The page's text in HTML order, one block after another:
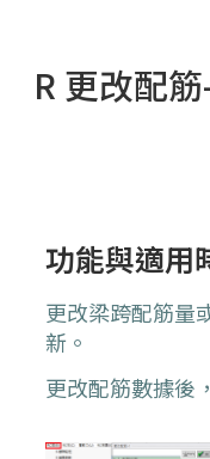
R 更改配
功能與適用
更改梁跨配筋量
新。
更改配筋數據後